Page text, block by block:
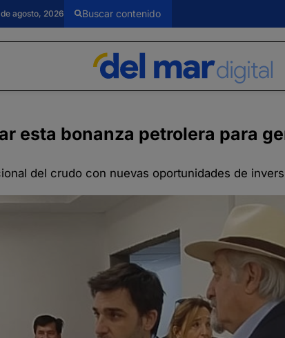
agosto, 2026
esta bonanza petrolera para
del crudo con nuevas oportunidades de